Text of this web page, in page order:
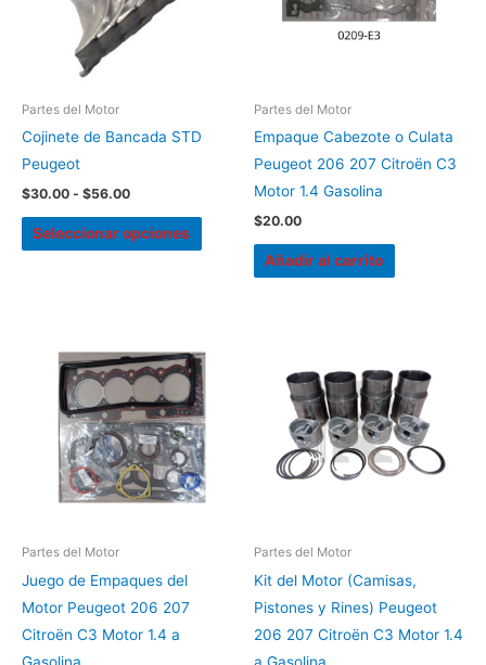
Partes del Motor
Cojinete de Bancada STD
Peugeot
$30.00 - $56.00
Seleccionar opciones
elegir
página
Partes del Motor
Empaque Cabezote o Culata
Peugeot 206 207 Citroën C3
Motor 1.4 Gasolina
$20.00
Añadir al carrito
Partes del Motor
Juego de Empaques del
Motor Peugeot 206 207
Citroën C3 Motor 1.4 a
Gasolina
Partes del Motor
Kit del Motor (Camisas,
Pistones y Rines) Peugeot
206 207 Citroën C3 Motor 1.4
a Gasolina